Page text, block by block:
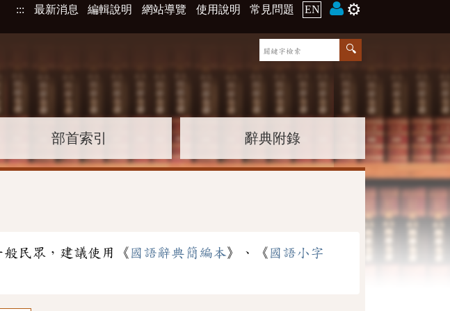
::: 最新消息 編輯說明 網站導覽 使用說明 常見問題 EN ⚙️
部首索引 辭典附錄
般民眾，建議使用《 國語辭典簡編本》、《 國語小字